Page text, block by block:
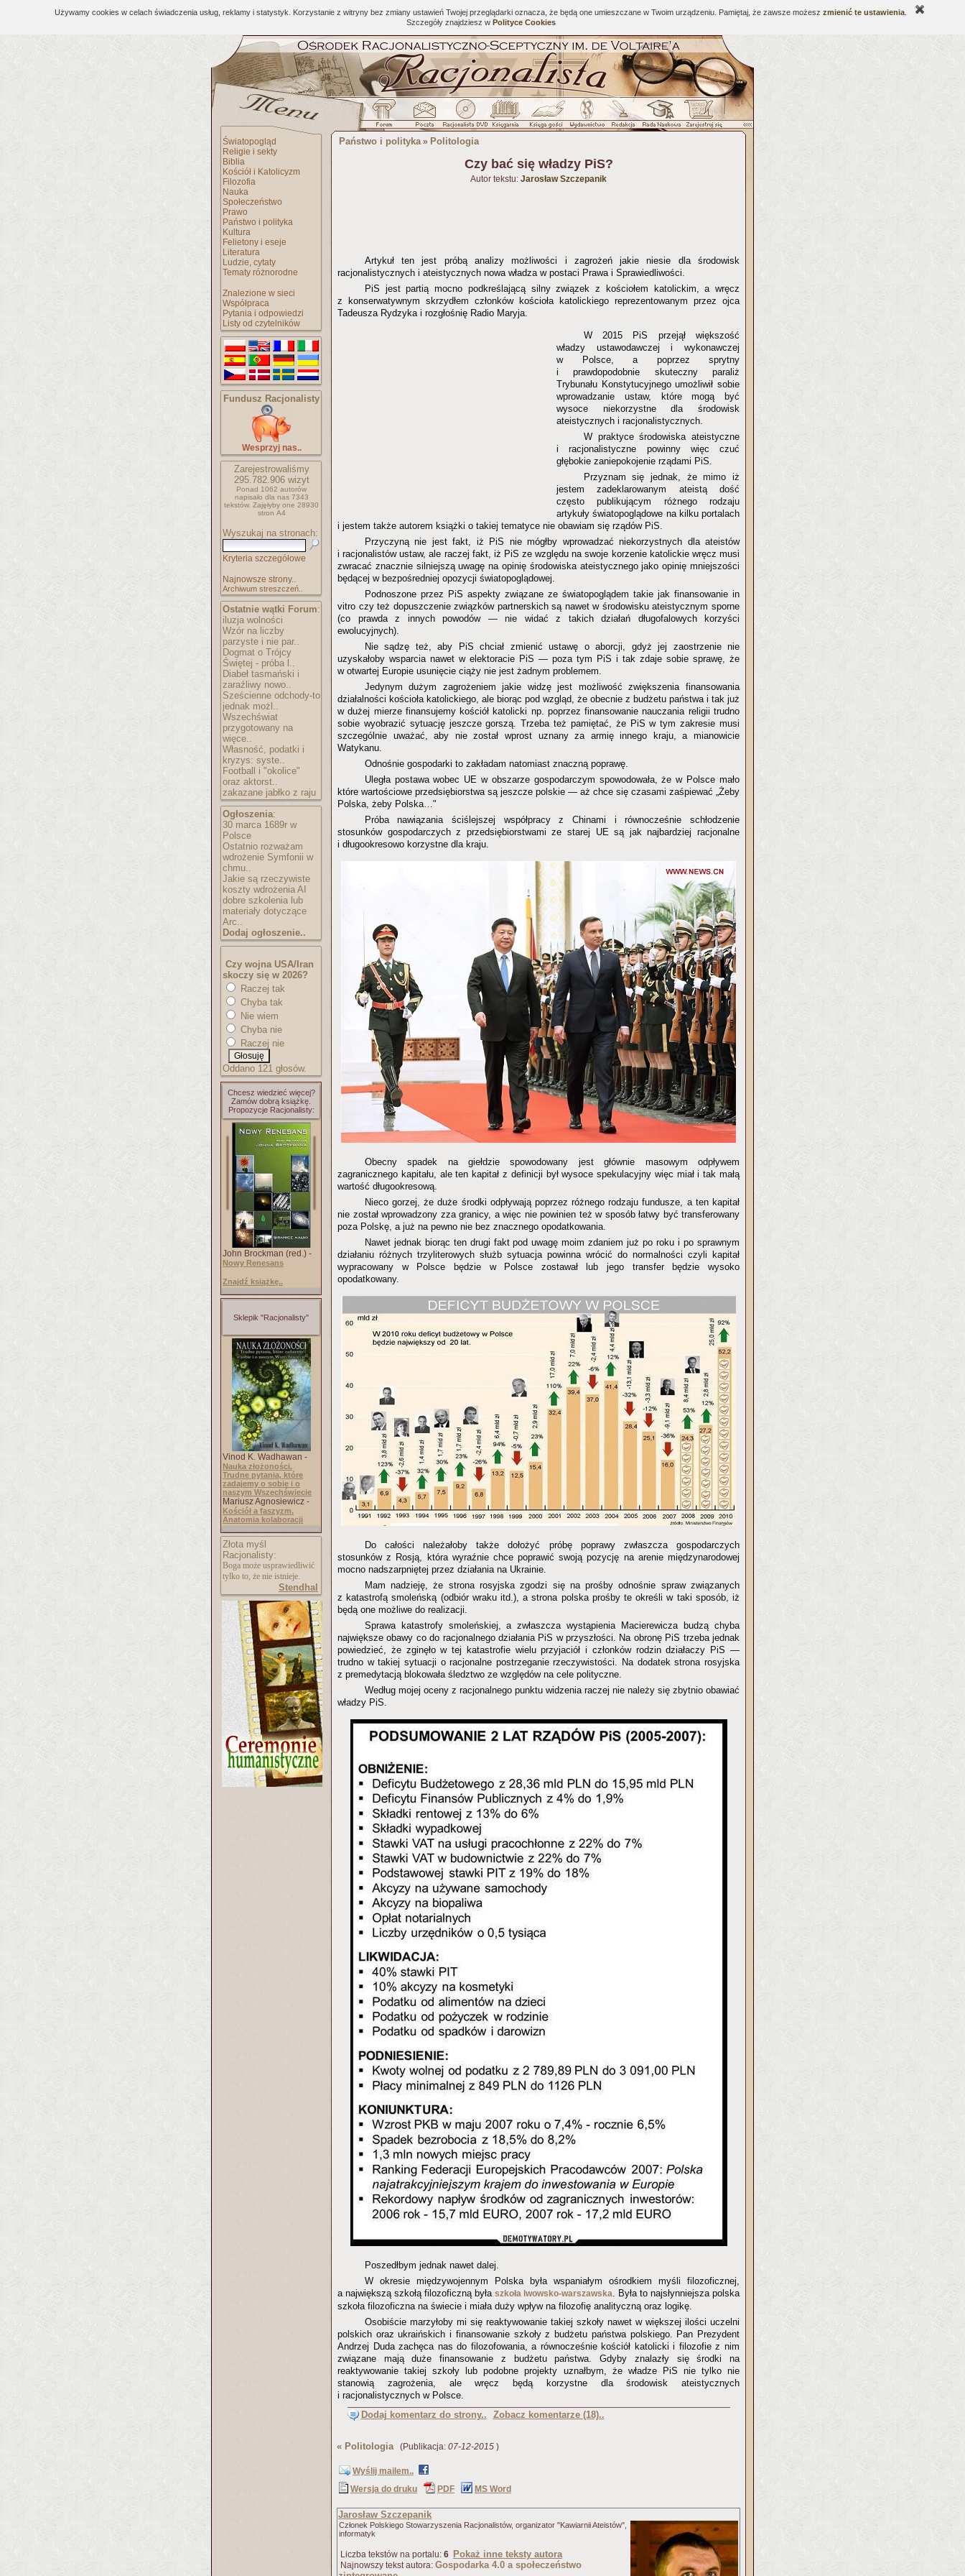
Używamy cookies w celach świadczenia usług, reklamy i statystyk. Korzystanie z witryny bez zmiany ustawień Twojej przeglądarki oznacza, że będą one umieszczane w Twoim urządzeniu. Pamiętaj, że zawsze możesz zmienić te ustawienia
Szczegóły znajdziesz w Polityce Cookies
Światopogląd
Religie i sekty
Biblia
Kościół i Katolicyzm
Filozofia
Nauka
Społeczeństwo
Prawo
Państwo i polityka
Kultura
Felietony i eseje
Literatura
Ludzie, cytaty
Tematy różnorodne
Znalezione w sieci
Współpraca
Pytania i odpowiedzi
Listy od czytelników
Fundusz Racjonalisty
Wesprzyj nas..
Zarejestrowaliśmy
295.782.906wizyt
Ponad 1062 autorów
napisało dla nas 7343
tekstów. Zajęłyby one 28930
stron A4
Wyszukaj na stronach:
Kryteria szczegółowe
Najnowsze strony..
Archiwum streszczeń..
Ostatnie wątki Forum:
iluzja wolności
Wzór na liczby
parzyste i nie par..
Dogmat o Trójcy
Świętej - próba l..
Diabeł tasmański i
zaraźliwy nowo..
Sześcienne odchody-to
jednak możl..
Wszechświat
przygotowany na
więce..
Własność, podatki i
kryzys: syste..
Football i "okolice"
oraz aktorst..
zakazane jabłko z raju
Ogłoszenia:
30 marca 1689r w
Polsce
Ostatnio rozważam
wdrożenie Symfonii w
chmu..
Jakie są rzeczywiste
koszty wdrożenia AI
dobre szkolenia lub
materiały dotyczące
Arc..
Dodaj ogłoszenie..
Czy wojna USA/Iran
skoczy się w 2026?
Raczej tak
Chyba tak
Nie wiem
Chyba nie
Raczej nie
Oddano 121 głosów.
Chcesz wiedzieć więcej?
Zamów dobrą książkę.
Propozycje Racjonalisty:
John Brockman (red.) -
Nowy Renesans
Znajdź książkę..
Sklepik "Racjonalisty"
Vinod K. Wadhawan -
Nauka złożoności.
Trudne pytania, które
zadajemy o sobie i o
naszym Wszechświecie
Mariusz Agnosiewicz -
Kościół a faszyzm.
Anatomia kolaboracji
Złota myśl
Racjonalisty:
Boga może usprawiedliwić
tylko to, że nie istnieje.
Stendhal
Państwo i polityka» Politologia
Czy bać się władzy PiS?
Autor tekstu: Jarosław Szczepanik
Artykuł ten jest próbą analizy możliwości i zagrożeń jakie niesie dla środowisk
racjonalistycznych i ateistycznych nowa władza w postaci Prawa i Sprawiedliwości.
PiS jest partią mocno podkreślającą silny związek z kościołem katolickim, a wręcz
z konserwatywnym skrzydłem członków kościoła katolickiego reprezentowanym przez ojca
Tadeusza Rydzyka i rozgłośnię Radio Maryja.
W 2015 PiS przejął większość
władzy ustawodawczej i wykonawczej
w Polsce, a poprzez sprytny
i prawdopodobnie skuteczny paraliż
Trybunału Konstytucyjnego umożliwił sobie
wprowadzanie ustaw, które mogą być
wysoce niekorzystne dla środowisk
ateistycznych i racjonalistycznych.
W praktyce środowiska ateistyczne
i racjonalistyczne powinny więc czuć
głębokie zaniepokojenie rządami PiS.
Przyznam się jednak, że mimo iż
jestem zadeklarowanym ateistą dość
często publikującym różnego rodzaju
artykuły światopoglądowe na kilku portalach
i jestem także autorem książki o takiej tematyce nie obawiam się rządów PiS.
Przyczyną nie jest fakt, iż PiS nie mógłby wprowadzać niekorzystnych dla ateistów
i racjonalistów ustaw, ale raczej fakt, iż PiS ze względu na swoje korzenie katolickie wręcz musi
zwracać znacznie silniejszą uwagę na opinię środowiska ateistycznego jako opinię mniejszości
będącej w bezpośredniej opozycji światopoglądowej.
Podnoszone przez PiS aspekty związane ze światopoglądem takie jak finansowanie in
vitro czy też dopuszczenie związków partnerskich są nawet w środowisku ateistycznym sporne
(co prawda z innych powodów — nie widać z takich działań długofalowych korzyści
ewolucyjnych).
Nie sądzę też, aby PiS chciał zmienić ustawę o aborcji, gdyż jej zaostrzenie nie
uzyskałoby wsparcia nawet w elektoracie PiS — poza tym PiS i tak zdaje sobie sprawę, że
w otwartej Europie usunięcie ciąży nie jest żadnym problemem.
Jedynym dużym zagrożeniem jakie widzę jest możliwość zwiększenia finansowania
działalności kościoła katolickiego, ale biorąc pod wzgląd, że obecnie z budżetu państwa i tak już
w dużej mierze finansujemy kościół katolicki np. poprzez finansowanie nauczania religii trudno
sobie wyobrazić sytuację jeszcze gorszą. Trzeba też pamiętać, że PiS w tym zakresie musi
szczególnie uważać, aby nie został wprost uznany za armię innego kraju, a mianowicie
Watykanu.
Odnośnie gospodarki to zakładam natomiast znaczną poprawę.
Uległa postawa wobec UE w obszarze gospodarczym spowodowała, że w Polsce mało
które wartościowe przedsiębiorstwa są jeszcze polskie — aż chce się czasami zaśpiewać „Żeby
Polska, żeby Polska…"
Próba nawiązania ściślejszej współpracy z Chinami i równocześnie schłodzenie
stosunków gospodarczych z przedsiębiorstwami ze starej UE są jak najbardziej racjonalne
i długookresowo korzystne dla kraju.
Obecny spadek na giełdzie spowodowany jest głównie masowym odpływem
zagranicznego kapitału, ale ten kapitał z definicji był wysoce spekulacyjny więc miał i tak małą
wartość długookresową.
Nieco gorzej, że duże środki odpływają poprzez różnego rodzaju fundusze, a ten kapitał
nie został wprowadzony zza granicy, a więc nie powinien też w sposób łatwy być transferowany
poza Polskę, a już na pewno nie bez znacznego opodatkowania.
Nawet jednak biorąc ten drugi fakt pod uwagę moim zdaniem już po roku i po sprawnym
działaniu różnych trzyliterowych służb sytuacja powinna wrócić do normalności czyli kapitał
wypracowany w Polsce będzie w Polsce zostawał lub jego transfer będzie wysoko
opodatkowany.
Do całości należałoby także dołożyć próbę poprawy zwłaszcza gospodarczych
stosunków z Rosją, która wyraźnie chce poprawić swoją pozycję na arenie międzynarodowej
mocno nadszarpniętej przez działania na Ukrainie.
Mam nadzieję, że strona rosyjska zgodzi się na prośby odnośnie spraw związanych
z katastrofą smoleńską (odbiór wraku itd.), a strona polska prośby te określi w taki sposób, iż
będą one możliwe do realizacji.
Sprawa katastrofy smoleńskiej, a zwłaszcza wystąpienia Macierewicza budzą chyba
największe obawy co do racjonalnego działania PiS w przyszłości. Na obronę PiS trzeba jednak
powiedzieć, że zginęło w tej katastrofie wielu przyjaciół i członków rodzin działaczy PiS —
trudno w takiej sytuacji o racjonalne postrzeganie rzeczywistości. Na dodatek strona rosyjska
z premedytacją blokowała śledztwo ze względów na cele polityczne.
Według mojej oceny z racjonalnego punktu widzenia raczej nie należy się zbytnio obawiać
władzy PiS.
Poszedłbym jednak nawet dalej.
W okresie międzywojennym Polska była wspaniałym ośrodkiem myśli filozoficznej,
a największą szkołą filozoficzną była szkoła lwowsko-warszawska. Była to najsłynniejsza polska
szkoła filozoficzna na świecie i miała duży wpływ na filozofię analityczną oraz logikę.
Osobiście marzyłoby mi się reaktywowanie takiej szkoły nawet w większej ilości uczelni
polskich oraz ukraińskich i finansowanie szkoły z budżetu państwa polskiego. Pan Prezydent
Andrzej Duda zachęca nas do filozofowania, a równocześnie kościół katolicki i filozofie z nim
związane mają duże finansowanie z budżetu państwa. Gdyby znalazły się środki na
reaktywowanie takiej szkoły lub podobne projekty uznałbym, że władze PiS nie tylko nie
stanowią zagrożenia, ale wręcz będą korzystne dla środowisk ateistycznych
i racjonalistycznych w Polsce.
Dodaj komentarz do strony..
Zobacz komentarze (18)..
« Politologia(Publikacja: 07-12-2015 )
Wyślij mailem..
Wersja do druku
PDF MS Word
Jarosław Szczepanik
Członek Polskiego Stowarzyszenia Racjonalistów, organizator "Kawiarnii Ateistów",
informatyk
Liczba tekstów na portalu: 6 Pokaż inne teksty autora
Najnowszy tekst autora: Gospodarka 4.0 a społeczeństwo